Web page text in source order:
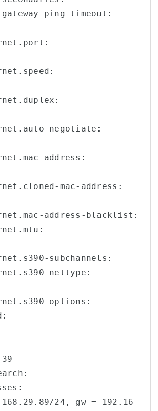
ping-timeout:
negotiate:
address:
mac-address:
address-blacklist:
subchannels:
nettype:
options:
24, gw = 192.16